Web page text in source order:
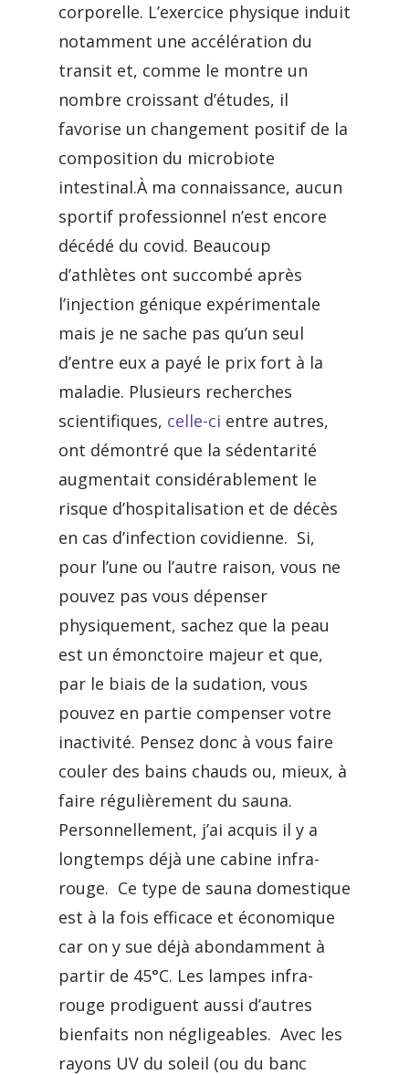
corporelle. L’exercice physique induit
notamment une accélération du
transit et, comme le montre un
nombre croissant d’études, il
favorise un changement positif de la
composition du microbiote
intestinal.À ma connaissance, aucun
sportif professionnel n’est encore
décédé du covid. Beaucoup
d’athlètes ont succombé après
l’injection génique expérimentale
mais je ne sache pas qu’un seul
d’entre eux a payé le prix fort à la
maladie. Plusieurs recherches
scientifiques, celle-ci entre autres,
ont démontré que la sédentarité
augmentait considérablement le
risque d’hospitalisation et de décès
en cas d’infection covidienne. Si,
pour l’une ou l’autre raison, vous ne
pouvez pas vous dépenser
physiquement, sachez que la peau
est un émonctoire majeur et que,
par le biais de la sudation, vous
pouvez en partie compenser votre
inactivité. Pensez donc à vous faire
couler des bains chauds ou, mieux, à
faire régulièrement du sauna.
Personnellement, j’ai acquis il y a
longtemps déjà une cabine infra-
rouge. Ce type de sauna domestique
est à la fois efficace et économique
car on y sue déjà abondamment à
partir de 45°C. Les lampes infra-
rouge prodiguent aussi d’autres
bienfaits non négligeables. Avec les
rayons UV du soleil (ou du banc